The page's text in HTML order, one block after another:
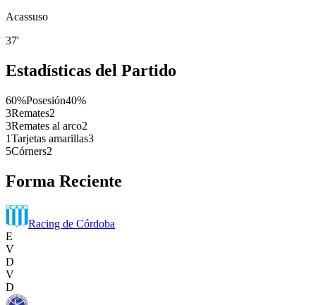
Acassuso
37'
Estadísticas del Partido
60%Posesión40%
3Remates2
3Remates al arco2
1Tarjetas amarillas3
5Córners2
Forma Reciente
Racing de Córdoba
E
V
D
V
D